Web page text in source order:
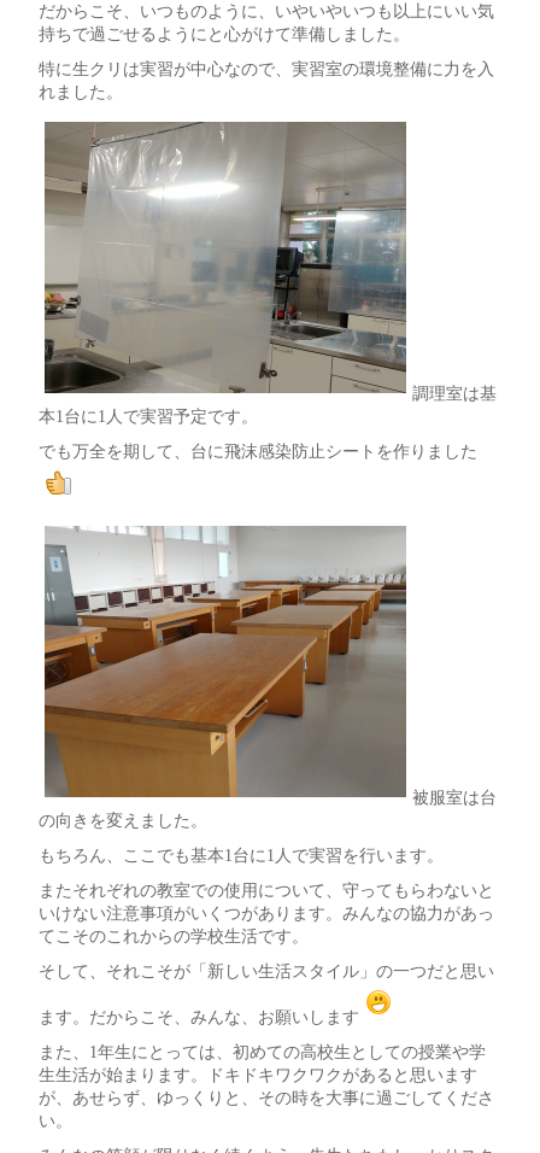
だからこそ、いつものように、いやいやいつも以上にいい気
持ちで過ごせるようにと心がけて準備しました。
特に生クリは実習が中心なので、実習室の環境整備に力を入
れました。
調理室は基
本1台に1人で実習予定です。
でも万全を期して、台に飛沫感染防止シートを作りました
被服室は台
の向きを変えました。
もちろん、ここでも基本1台に1人で実習を行います。
またそれぞれの教室での使用について、守ってもらわないと
いけない注意事項がいくつがあります。みんなの協力があっ
てこそのこれからの学校生活です。
そして、それこそが「新しい生活スタイル」の一つだと思い
ます。だからこそ、みんな、お願いします
また、1年生にとっては、初めての高校生としての授業や学
生生活が始まります。ドキドキワクワクがあると思います
が、あせらず、ゆっくりと、その時を大事に過ごしてくださ
い。